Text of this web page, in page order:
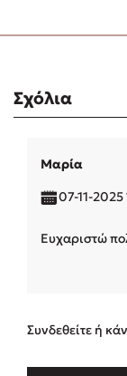
Σχόλια
Μαρία
07-11-2025
Ευχαριστώ
Συνδεθείτε ή